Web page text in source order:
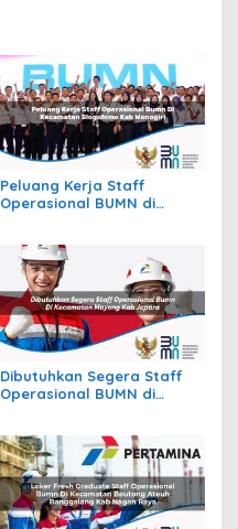
Peluang Kerja Staff
Operasional BUMN di
Dibutuhkan Segera Staff
Operasional BUMN di